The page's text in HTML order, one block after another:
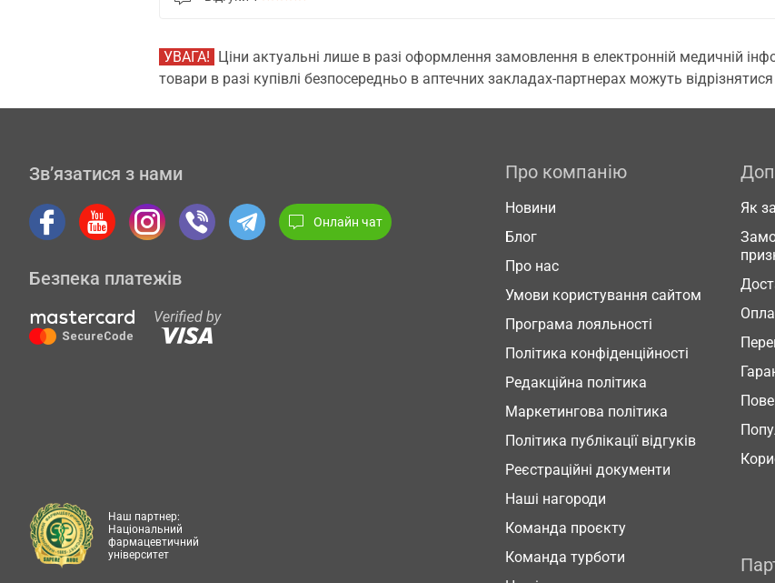
УВАГА! Ціни актуальні лише в разі оформлення замовлення в електронній медичній
товари в разі купівлі безпосередньо в аптечних закладах-партнерах можуть
Зв’язатися з нами
Онлайн чат
Безпека платежів
Про компанію
Новини
Блог
Про нас
Умови користування сайтом
Програма лояльності
Політика конфіденційності
Редакційна політика
Маркетингова політика
Політика публікації відгуків
Реєстраційні документи
Наші нагороди
Команда проєкту
Команда турботи
Як
Наш партнер:
Національний
фармацевтичний
університет